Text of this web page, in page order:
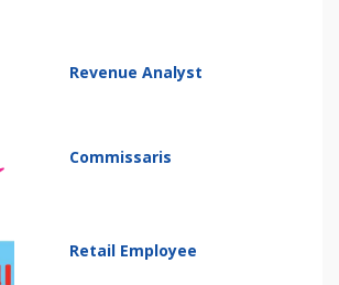
Revenue Analyst
Commissaris
Retail Employee